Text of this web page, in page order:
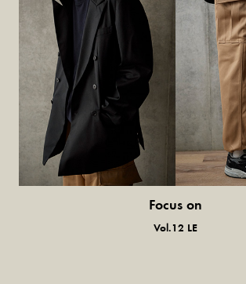
Focus on
気になる服とか人とか。
Vol.12 LE